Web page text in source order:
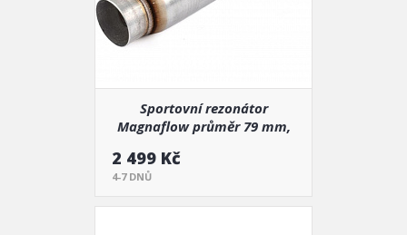
Sportovní rezonátor
Magnaflow průměr 79 mm,
2 499 Kč
4-7 DNŮ